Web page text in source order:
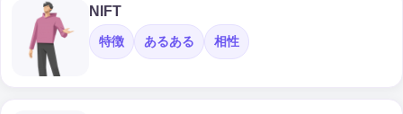
NIFT
特徴 あるある 相性